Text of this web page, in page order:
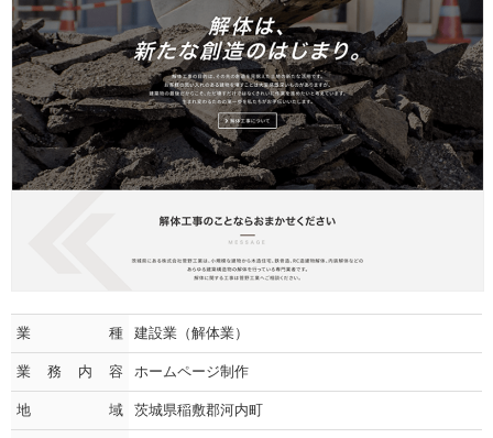
業種 建設業（解体業）
業務内容 ホームページ制作
地域 茨城県稲敷郡河内町